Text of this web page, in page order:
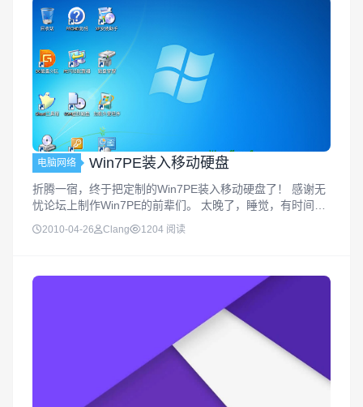
电脑网络 Win7PE装入移动硬盘
折腾一宿，终于把定制的Win7PE装入移动硬盘了！ 感谢无
忧论坛上制作Win7PE的前辈们。 太晚了，睡觉，有时间再
详细的定制一下。 下载地址请见侧边栏中相应教程 by 2010
-05-08 00:40:23 上图：
2010-04-26 Clang 1204 阅读